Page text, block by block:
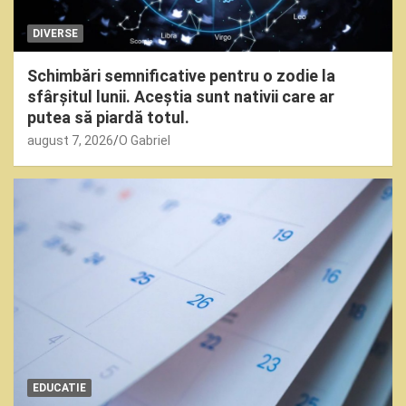
DIVERSE
Schimbări semnificative pentru o zodie la
sfârșitul lunii. Aceștia sunt nativii care ar
putea să piardă totul.
august 7, 2026 O Gabriel
EDUCATIE